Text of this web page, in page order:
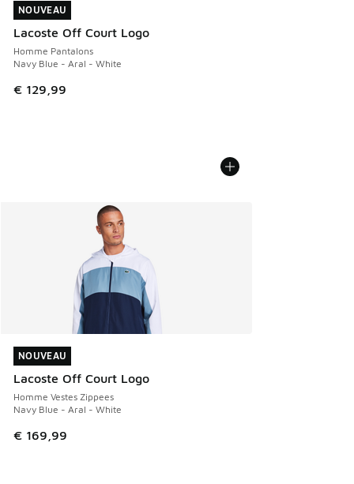
NOUVEAU
Lacoste Off Court Logo
Homme Pantalons
Navy Blue - Aral - White
€ 129,99
NOUVEAU
NOUVEAU
Lacoste Off Court Logo
Homme Vestes Zippees
Navy Blue - Aral - White
€ 169,99
NOUVEAU